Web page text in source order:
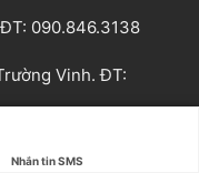
090.846.3138
Vinh. ĐT:
M9R 2N6. ĐT:
Nhắn tin SMS